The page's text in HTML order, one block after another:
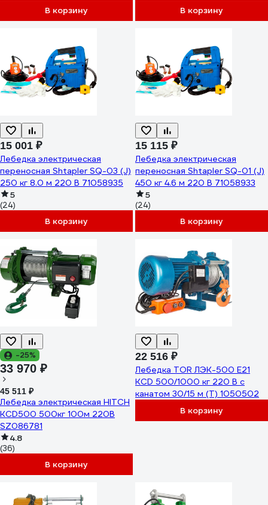
В корзину В корзину
15 001 ₽
Лебедка электрическая
переносная Shtapler SQ-03 (J)
250 кг 8.0 м 220 В 71058935
5
(24)
В корзину
15 115 ₽
Лебедка электрическая
переносная Shtapler SQ-01 (J)
450 кг 4.6 м 220 В 71058933
5
(24)
В корзину
-25%
33 970 ₽
45 511 ₽
Лебедка электрическая HITCH
KCD500 500кг 100м 220В
SZ086781
4.8
(36)
В корзину
22 516 ₽
Лебедка TOR ЛЭК-500 E21
KCD 500/1000 кг 220 В с
канатом 30/15 м (T) 1050502
В корзину